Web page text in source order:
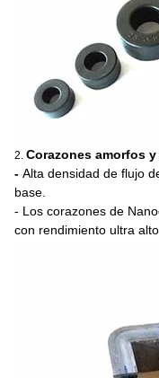
2. Corazones amorfos
- Alta densidad de flujo
base.
- Los corazones de
con rendimiento ultra alto.